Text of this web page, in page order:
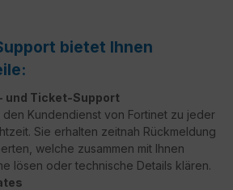
bietet Ihnen
und Ticket-Support
den Kundendienst von Fortinet zu jeder
Sie erhalten zeitnah Rückmeldung
welche zusammen mit Ihnen
lösen oder technische Details klären.